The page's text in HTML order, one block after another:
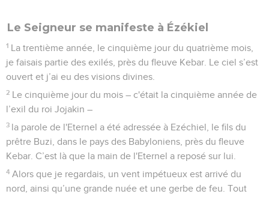
Le Seigneur se manifeste à Ézékiel
1 La trentième année, le cinquième jour du quatrième mois,
je faisais partie des exilés, près du fleuve Kebar. Le ciel s’est
ouvert et j’ai eu des visions divines.
2 Le cinquième jour du mois – c'était la cinquième année de
l’exil du roi Jojakin –
3 la parole de l'Eternel a été adressée à Ezéchiel, le fils du
prêtre Buzi, dans le pays des Babyloniens, près du fleuve
Kebar. C’est là que la main de l'Eternel a reposé sur lui.
4 Alors que je regardais, un vent impétueux est arrivé du
nord, ainsi qu’une grande nuée et une gerbe de feu. Tout